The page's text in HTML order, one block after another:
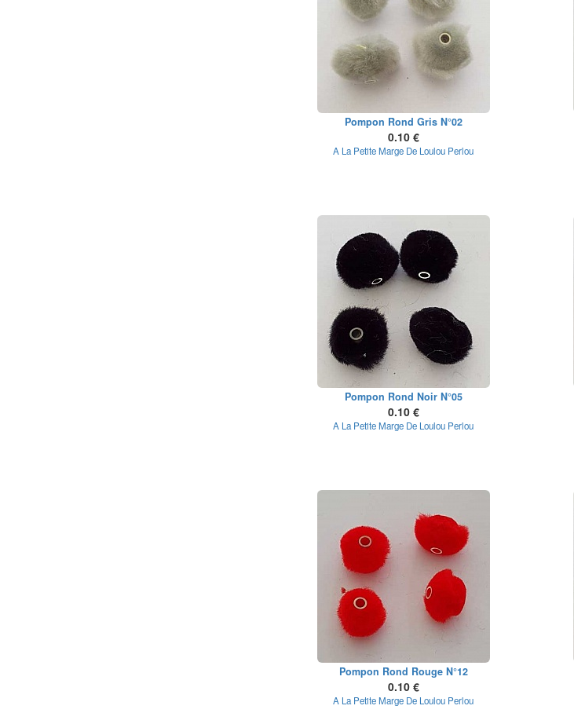
Pompon Rond Gris N°02
0.10 €
A La Petite Marge De Loulou Perlou
Pompon Rond Noir N°05
0.10 €
A La Petite Marge De Loulou Perlou
Pompon Rond Rouge N°12
0.10 €
A La Petite Marge De Loulou Perlou